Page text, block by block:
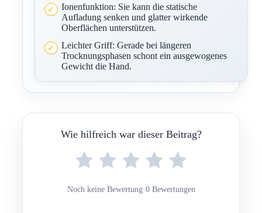
Ionenfunktion: Sie kann die statische
Aufladung senken und glatter wirkende
Oberflächen unterstützen.
Leichter Griff: Gerade bei längeren
Trocknungsphasen schont ein ausgewogenes
Gewicht die Hand.
Wie hilfreich war dieser Beitrag?
Noch keine Bewertung·0 Bewertungen